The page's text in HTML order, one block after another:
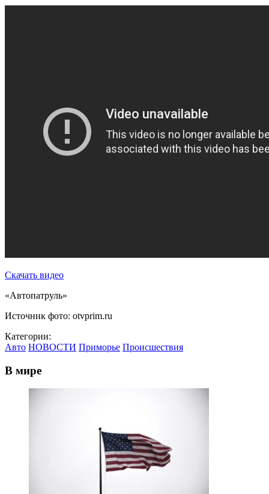
Скачать видео
«Автопатруль»
Источник фото: otvprim.ru
Категории:
Авто НОВОСТИ Приморье Происшествия
В мире